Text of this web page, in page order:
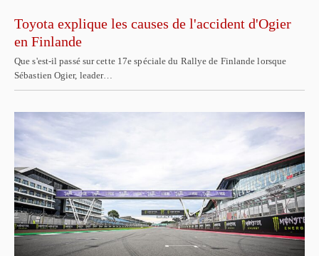
Toyota explique les causes de l'accident d'Ogier
en Finlande
Que s'est-il passé sur cette 17e spéciale du Rallye de Finlande lorsque
Sébastien Ogier, leader…